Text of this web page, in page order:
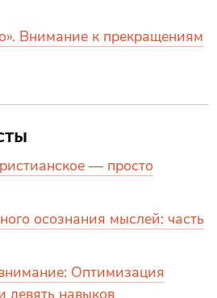
Внимание к прекращениям
— просто
осознания мыслей: часть
Оптимизация
девять навыков